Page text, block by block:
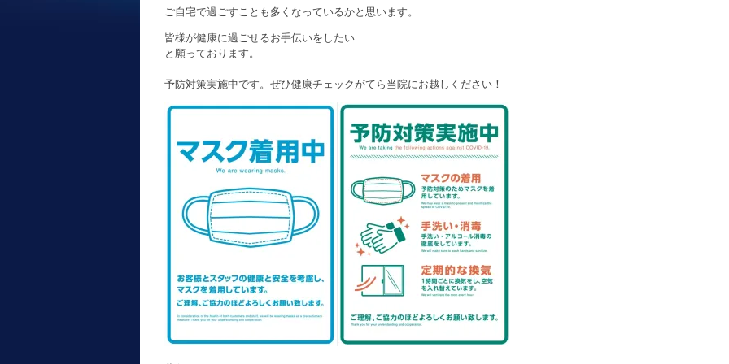
ご自宅で過ごすことも多くなっているかと思います。
皆様が健康に過ごせるお手伝いをしたい
と願っております。
予防対策実施中です。ぜひ健康チェックがてら当院にお越しください！